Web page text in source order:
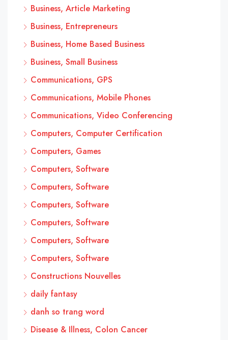
Business, Article Marketing
Business, Entrepreneurs
Business, Home Based Business
Business, Small Business
Communications, GPS
Communications, Mobile Phones
Communications, Video Conferencing
Computers, Computer Certification
Computers, Games
Computers, Software
Computers, Software
Computers, Software
Computers, Software
Computers, Software
Computers, Software
Constructions Nouvelles
daily fantasy
danh so trang word
Disease & Illness, Colon Cancer